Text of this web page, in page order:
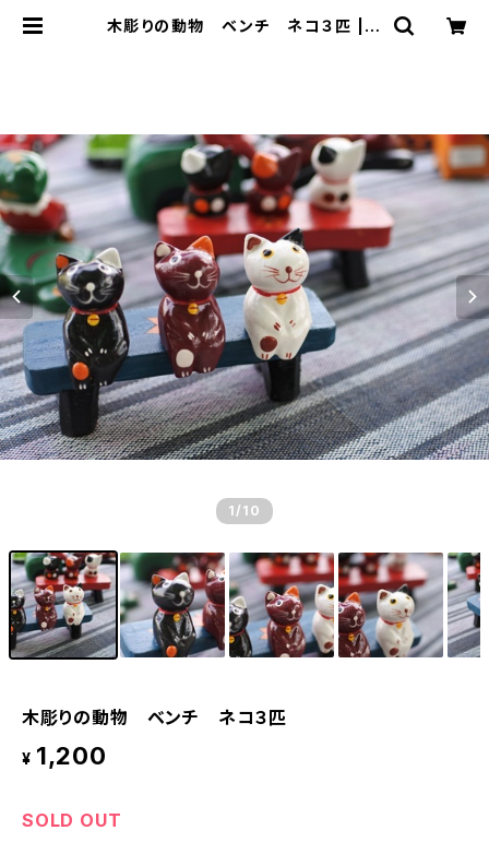
木彫りの動物 ベンチ ネコ３匹 | B
1 /10
木彫りの動物 ベンチ ネコ３匹
¥ 1,200
SOLD OUT